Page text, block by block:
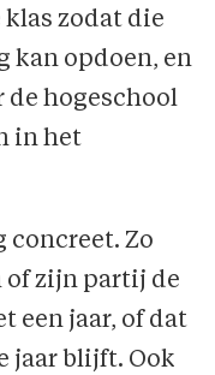
zodat die
kan opdoen, en
hogeschool
in het
concreet. Zo
of zijn partij de
een jaar, of dat
jaar blijft. Ook